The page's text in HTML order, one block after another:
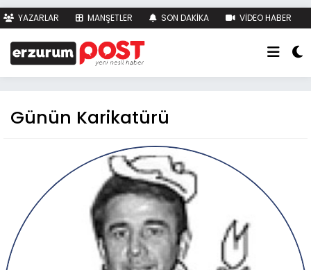
YAZARLAR MANŞETLER SON DAKİKA
VİDEO HABER
İLETİŞİM
Günün Karikatürü